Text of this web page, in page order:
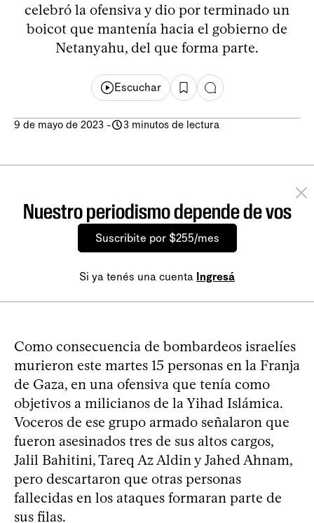
celebró la ofensiva y dio por terminado un
boicot que mantenía hacia el gobierno de
Netanyahu, del que forma parte.
Escuchar
9 de mayo de 2023 - 3 minutos de lectura
Nuestro periodismo depende de vos
Suscribite por $255/mes
Si ya tenés una cuenta Ingresá
Como consecuencia de bombardeos israelíes
murieron este martes 15 personas en la Franja
de Gaza, en una ofensiva que tenía como
objetivos a milicianos de la Yihad Islámica.
Voceros de ese grupo armado señalaron que
fueron asesinados tres de sus altos cargos,
Jalil Bahitini, Tareq Az Aldin y Jahed Ahnam,
pero descartaron que otras personas
fallecidas en los ataques formaran parte de
sus filas.